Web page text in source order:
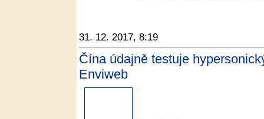
31. 12. 2017, 8:19
Čína údajně testuje
Enviweb